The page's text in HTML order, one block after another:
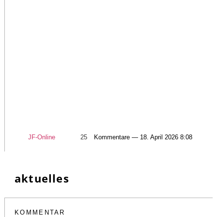
JF-Online 25 Kommentare — 18. April 2026 8:08
aktuelles
KOMMENTAR